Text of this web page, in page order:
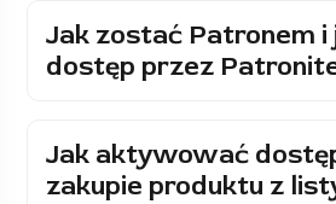
Jak zostać Patronem i
dostęp przez
Jak aktywować
zakupie produktu z